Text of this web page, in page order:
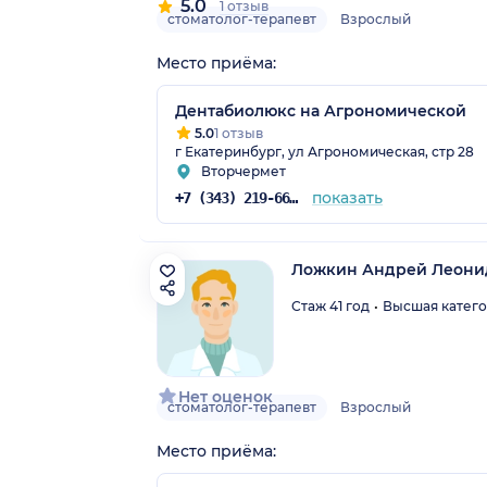
5.0 1 отзыв
стоматолог-терапевт Взрослый
Место приёма:
Дентабиолюкс на Агрономической
5.01 отзыв
г Екатеринбург, ул Агрономическая, стр 28
Вторчермет
+7 (343) 219-66-57 показать
Нет оценок
Ложкин Андрей
Стаж 41 год Высшая
стоматолог-терапевт Взрослый
Место приёма: